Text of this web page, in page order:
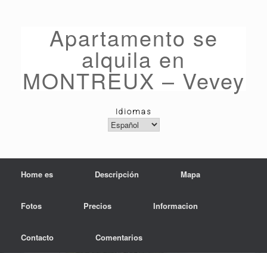
Apartamento se
alquila en
MONTREUX – Vevey
Idiomas
Idiomas
Home es Descripción Mapa
Fotos Precios Informacion
Contacto Comentarios